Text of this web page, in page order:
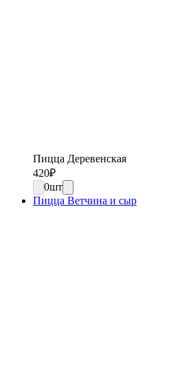
Пицца Деревенская
420₽
0шт
Пицца Ветчина и сыр